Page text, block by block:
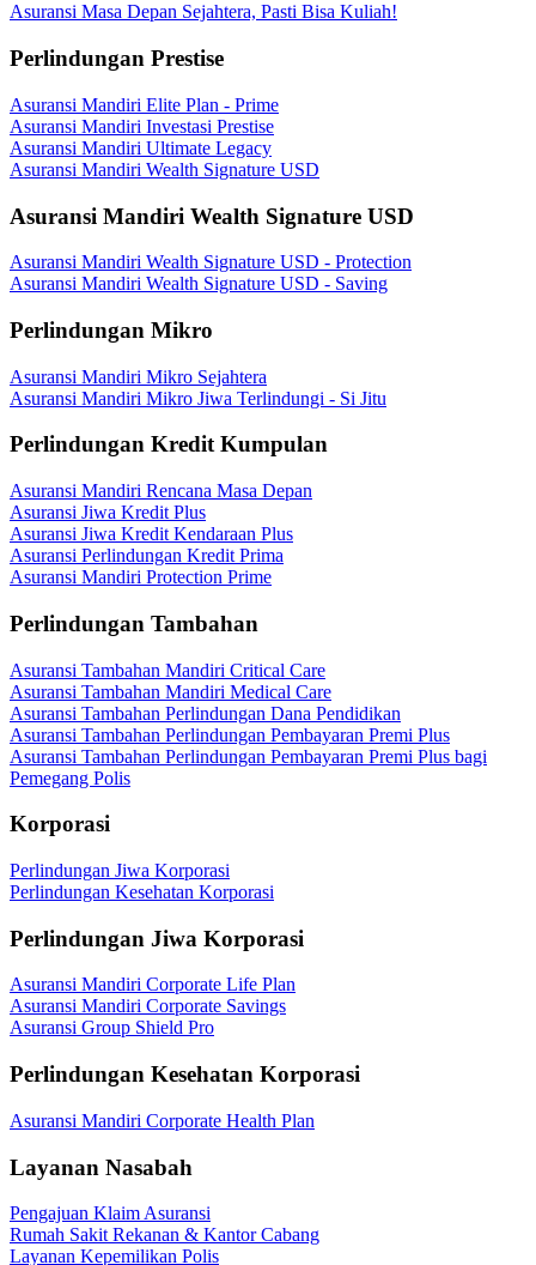
Asuransi Masa Depan Sejahtera, Pasti Bisa Kuliah!
Perlindungan Prestise
Asuransi Mandiri Elite Plan - Prime
Asuransi Mandiri Investasi Prestise
Asuransi Mandiri Ultimate Legacy
Asuransi Mandiri Wealth Signature USD
Asuransi Mandiri Wealth Signature USD
Asuransi Mandiri Wealth Signature USD - Protection
Asuransi Mandiri Wealth Signature USD - Saving
Perlindungan Mikro
Asuransi Mandiri Mikro Sejahtera
Asuransi Mandiri Mikro Jiwa Terlindungi - Si Jitu
Perlindungan Kredit Kumpulan
Asuransi Mandiri Rencana Masa Depan
Asuransi Jiwa Kredit Plus
Asuransi Jiwa Kredit Kendaraan Plus
Asuransi Perlindungan Kredit Prima
Asuransi Mandiri Protection Prime
Perlindungan Tambahan
Asuransi Tambahan Mandiri Critical Care
Asuransi Tambahan Mandiri Medical Care
Asuransi Tambahan Perlindungan Dana Pendidikan
Asuransi Tambahan Perlindungan Pembayaran Premi Plus
Asuransi Tambahan Perlindungan Pembayaran Premi Plus bagi
Pemegang Polis
Korporasi
Perlindungan Jiwa Korporasi
Perlindungan Kesehatan Korporasi
Perlindungan Jiwa Korporasi
Asuransi Mandiri Corporate Life Plan
Asuransi Mandiri Corporate Savings
Asuransi Group Shield Pro
Perlindungan Kesehatan Korporasi
Asuransi Mandiri Corporate Health Plan
Layanan Nasabah
Pengajuan Klaim Asuransi
Rumah Sakit Rekanan & Kantor Cabang
Layanan Kepemilikan Polis